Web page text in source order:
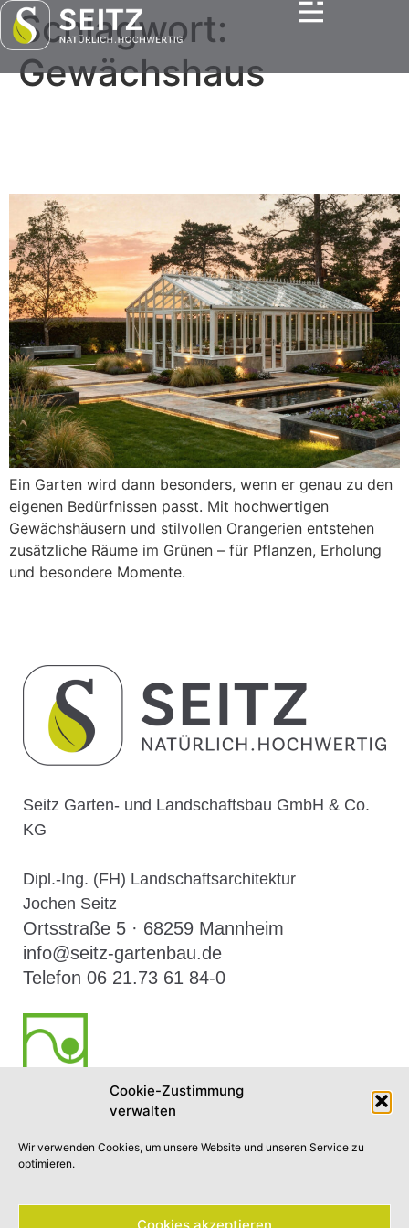
Cookie-Zustimmung
verwalten
Wir verwenden Cookies, um unsere Website und unseren Service zu
optimieren.
Cookies akzeptieren
Schlagwort:
Gewächshaus
Ein Garten wird dann besonders, wenn er genau zu den
eigenen Bedürfnissen passt. Mit hochwertigen
Gewächshäusern und stilvollen Orangerien entstehen
zusätzliche Räume im Grünen – für Pflanzen, Erholung
und besondere Momente.
Seitz Garten- und Landschaftsbau GmbH & Co.
KG
Dipl.-Ing. (FH) Landschaftsarchitektur
Jochen Seitz
Ortsstraße 5 · 68259 Mannheim
info@seitz-gartenbau.de
Telefon 06 21.73 61 84-0
NEWSLETTER ABONNIEREN